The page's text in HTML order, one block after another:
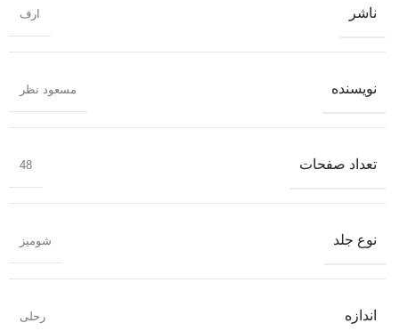
ناشر ارف
نویسنده مسعود نظر
تعداد صفحات 48
نوع جلد شومیز
اندازه رحلی